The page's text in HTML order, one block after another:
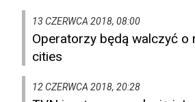
13 CZERWCA 2018, 08:00
Operatorzy będą walczyć o
cities
12 CZERWCA 2018, 20:28